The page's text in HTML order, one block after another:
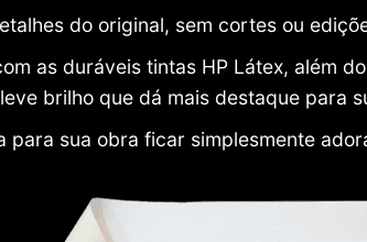
do original, sem cortes ou
as duráveis tintas HP Látex, além
leve brilho que dá mais destaque para
para sua obra ficar simplesmente